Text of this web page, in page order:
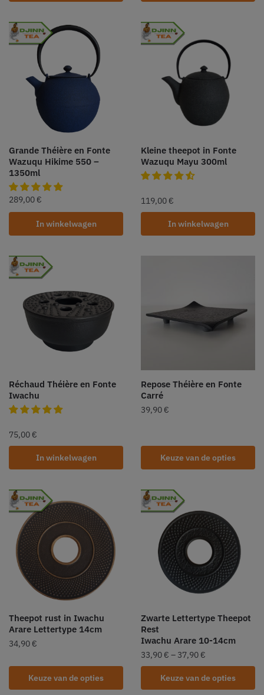
Grande Théière en Fonte
Wazuqu Hikime 550 –
1350ml
289,00 €
In winkelwagen
Kleine theepot in Fonte
Wazuqu Mayu 300ml
119,00 €
In winkelwagen
Réchaud Théière en Fonte
Iwachu
75,00 €
In winkelwagen
Repose Théière en Fonte
Carré
39,90 €
Keuze van de opties
Theepot rust in Iwachu
Arare Lettertype 14cm
34,90 €
Keuze van de opties
Zwarte Lettertype Theepot
Rest
Iwachu Arare 10-14cm
33,90 € – 37,90 €
Keuze van de opties